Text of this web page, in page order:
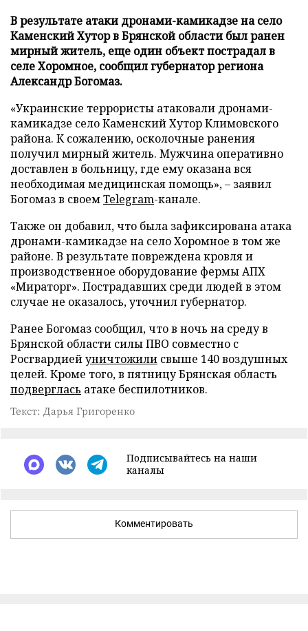
В результате атаки дронами-камикадзе на село
Каменский Хутор в Брянской области был ранен
мирный житель, еще один объект пострадал в
селе Хоромное, сообщил губернатор региона
Александр Богомаз.
«Украинские террористы атаковали дронами-
камикадзе село Каменский Хутор Климовского
района. К сожалению, осколочные ранения
получил мирный житель. Мужчина оперативно
доставлен в больницу, где ему оказана вся
необходимая медицинская помощь», – заявил
Богомаз в своемTelegram-канале.
Также он добавил, что была зафиксирована атака
дронами-камикадзе на село Хоромное в том же
районе. В результате повреждена кровля и
производственное оборудование фермы АПХ
«Мираторг». Пострадавших среди людей в этом
случае не оказалось, уточнил губернатор.
Ранее Богомаз сообщил, что в ночь на среду в
Брянской области силы ПВО совместно с
Росгвардиейуничтожили свыше 140 воздушных
целей. Кроме того, в пятницу Брянская область
подверглась атаке беспилотников.
Текст: Дарья Григоренко
Подписывайтесь на наши
каналы
Комментировать